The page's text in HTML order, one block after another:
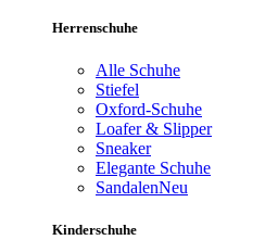
Herrenschuhe
Alle Schuhe
Stiefel
Oxford-Schuhe
Loafer & Slipper
Sneaker
Elegante Schuhe
SandalenNeu
Kinderschuhe